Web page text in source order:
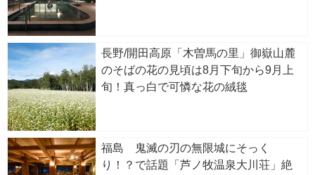
長野/開田高原「木曽馬の里」御嶽山麓
のそばの花の見頃は8月下旬から9月上
旬！真っ白で可憐な花の絨毯
福島 鬼滅の刃の無限城にそっく
り！？で話題「芦ノ牧温泉大川荘」絶